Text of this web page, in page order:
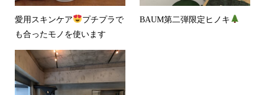
愛用スキンケア
プチプラで
も合ったモノを使います
BAUM第二弾限定ヒノキ